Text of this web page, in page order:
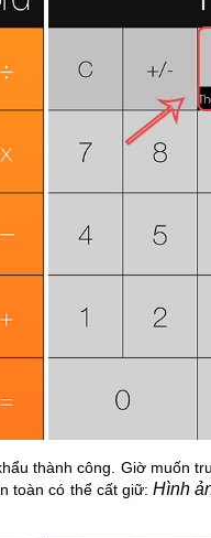
thành công. Giờ muốn
toàn có thể cất giữ:Hình